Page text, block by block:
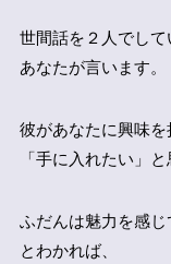
世間話を２人でし
あなたが言います。
彼があなたに興味を
「手に入れたい」
ふだんは魅力を感じ
とわかれば、